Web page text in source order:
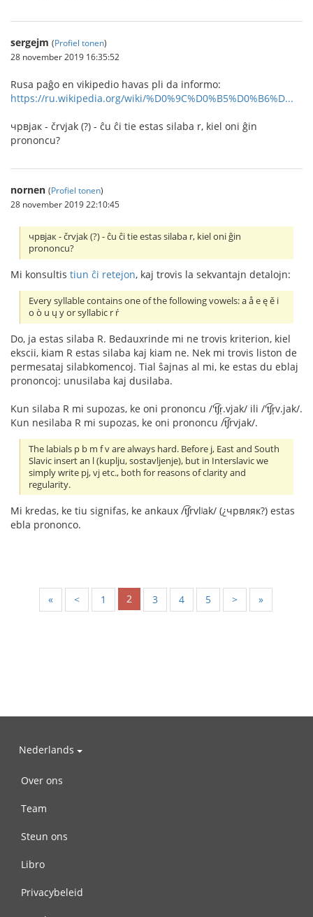
sergejm (Profiel tonen)
28 november 2019 16:35:52
Rusa paĝo en vikipedio havas pli da informo:
https://ru.wikipedia.org/wiki/%D0%9C%D0%B5%D0%B6%D...
чрвjак - črvjak (?) - ĉu ĉi tie estas silaba r, kiel oni ĝin
prononcu?
nornen (Profiel tonen)
28 november 2019 22:10:45
чрвjак - črvjak (?) - ĉu ĉi tie estas silaba r, kiel oni ĝin
prononcu?
Mi konsultis tiun ĉi retejon, kaj trovis la sekvantajn detalojn:
Every syllable contains one of the following vowels: a å e ę ě i
o ò u ų y or syllabic r ŕ
Do, ja estas silaba R. Bedauxrinde mi ne trovis kriterion, kiel
ekscii, kiam R estas silaba kaj kiam ne. Nek mi trovis liston de
permesataj silabkomencoj. Tial ŝajnas al mi, ke estas du eblaj
prononcoj: unusilaba kaj dusilaba.
Kun silaba R mi supozas, ke oni prononcu /'t͡ʃr̩.vjak/ ili /'t͡ʃr̩v.jak/.
Kun nesilaba R mi supozas, ke oni prononcu /t͡ʃrvjak/.
The labials p b m f v are always hard. Before j, East and South
Slavic insert an l (kuplju, sostavljenje), but in Interslavic we
simply write pj, vj etc., both for reasons of clarity and
regularity.
Mi kredas, ke tiu signifas, ke ankaux /t͡ʃrvlʲak/ (¿чрвляк?) estas
ebla prononco.
« < 1 2 3 4 5 > »
Nederlands
Over ons
Team
Steun ons
Libro
Privacybeleid